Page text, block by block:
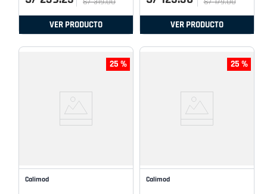
VER PRODUCTO VER PRODUCTO
25 %
Calimod
25 %
Calimod